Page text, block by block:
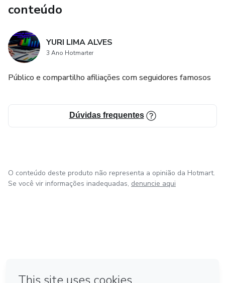
conteúdo
YURI LIMA ALVES
3 Ano Hotmarter
Público e compartilho afiliações com seguidores famosos
Dúvidas frequentes
O conteúdo deste produto não representa a opinião da Hotmart.
Se você vir informações inadequadas, denuncie aqui
Feito com ❤ na Cidade do México